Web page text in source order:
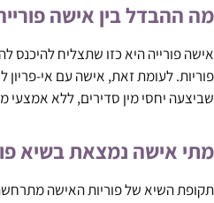
מה ההבדל בין אישה
אישה פורייה היא כזו שתצליח להיכנס
פוריות. לעומת זאת, אישה עם אי-פריון
שביצעה יחסי מין סדירים, ללא אמצעי
מתי אישה נמצאת בשיא